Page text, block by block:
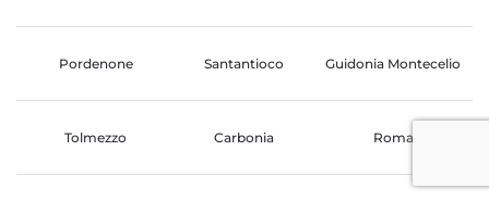
Pordenone Santantioco Guidonia Montecelio
Tolmezzo Carbonia Roma